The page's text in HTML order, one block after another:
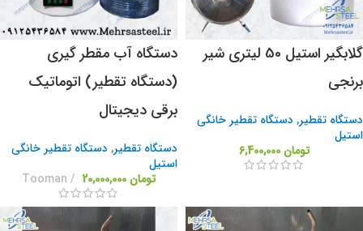
گلابگیر استیل 50 لیتری شیر
برنجی
دستگاه تقطیر, دستگاه تقطیر خانگی
استیل
تومان
دستگاه آب مقطر گیری
(دستگاه تقطیر) اتوماتیک
برقی دیجیتال
دستگاه تقطیر, دستگاه تقطیر خانگی
استیل
تومان
Tooman